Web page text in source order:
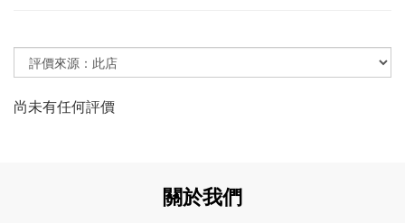
尚未有任何評價
關於我們